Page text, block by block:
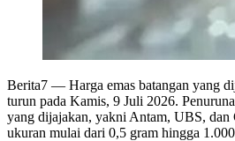
Berita7 — Harga emas batangan yang
turun pada Kamis, 9 Juli 2026.
yang dijajakan, yakni Antam, UBS, dan
ukuran mulai dari 0,5 gram hingga